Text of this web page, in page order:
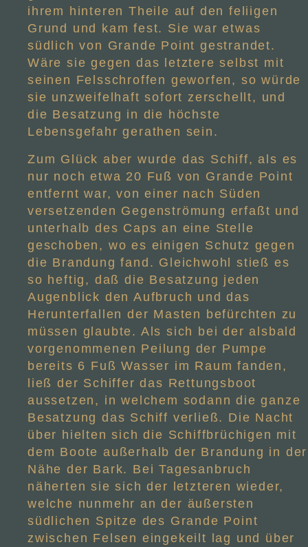
ihrem hinteren Theile auf den feliigen
Grund und kam fest. Sie war etwas
südlich von Grande Point gestrandet.
Wäre sie gegen das letztere selbst mit
seinen Felsschroffen geworfen, so würde
sie unzweifelhaft sofort zerschellt, und
die Besatzung in die höchste
Lebensgefahr gerathen sein.
Zum Glück aber wurde das Schiff, als es
nur noch etwa 20 Fuß von Grande Point
entfernt war, von einer nach Süden
versetzenden Gegenströmung erfaßt und
unterhalb des Caps an eine Stelle
geschoben, wo es einigen Schutz gegen
die Brandung fand. Gleichwohl stieß es
so heftig, daß die Besatzung jeden
Augenblick den Aufbruch und das
Herunterfallen der Masten befürchten zu
müssen glaubte. Als sich bei der alsbald
vorgenommenen Peilung der Pumpe
bereits 6 Fuß Wasser im Raum fanden,
ließ der Schiffer das Rettungsboot
aussetzen, in welchem sodann die ganze
Besatzung das Schiff verließ. Die Nacht
über hielten sich die Schiffbrüchigen mit
dem Boote außerhalb der Brandung in der
Nähe der Bark. Bei Tagesanbruch
näherten sie sich der letzteren wieder,
welche nunmehr an der äußersten
südlichen Spitze des Grande Point
zwischen Felsen eingekeilt lag und über